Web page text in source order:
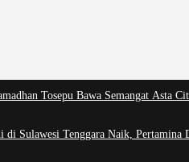
Tosepu Bawa Semangat Asta
di Sulawesi Tenggara Naik, Pertamina